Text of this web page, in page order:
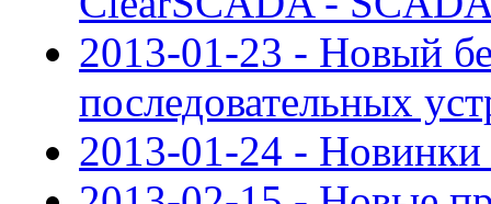
2013-01-23 - Новый
последовательных
2013-01-24 -